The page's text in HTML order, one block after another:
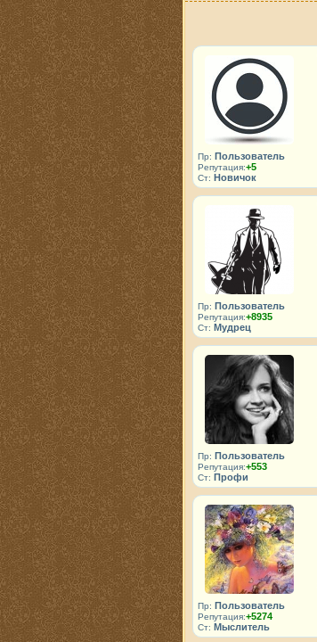
Пр: Пользователь
Репутация:+5
Ст: Новичок
Пр: Пользователь
Репутация:+8935
Ст: Мудрец
Пр: Пользователь
Репутация:+553
Ст: Профи
Пр: Пользователь
Репутация:+5274
Ст: Мыслитель